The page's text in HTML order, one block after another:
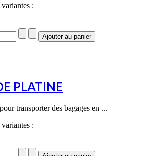
:
PLATINE
transporter des bagages en ...
: